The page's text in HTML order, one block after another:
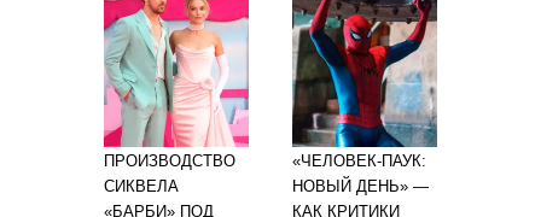
ПРОИЗВОДСТВО
СИКВЕЛА
«БАРБИ» ПОД
«ЧЕЛОВЕК-ПАУК:
НОВЫЙ ДЕНЬ» —
КАК КРИТИКИ